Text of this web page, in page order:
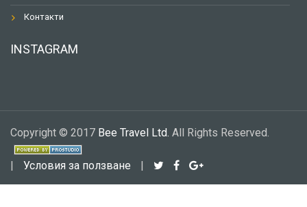
Контакти
INSTAGRAM
Copyright © 2017 Bee Travel Ltd. All Rights Reserved.
| Условия за ползване |